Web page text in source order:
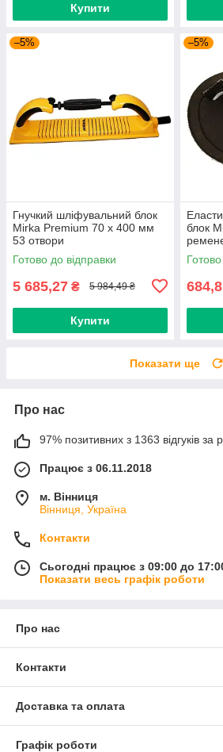
Купити
–5%
Гнучкий шліфувальний блок
Mirka Premium 70 x 400 мм
53 отвори
Готово до відправки
5 685,27 ₴ 5 984,49 ₴
Купити
–5%
блок
Показати ще
Про нас
97% позитивних з 1363 відгуків за
Працює з 06.11.2018
м. Вінниця
Вінниця, Україна
Контакти
Сьогодні працює з 09:00 до
Показати весь графік роботи
Про нас
Контакти
Доставка та оплата
Графік роботи